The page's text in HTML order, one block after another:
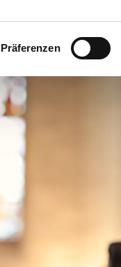
Präferenzen